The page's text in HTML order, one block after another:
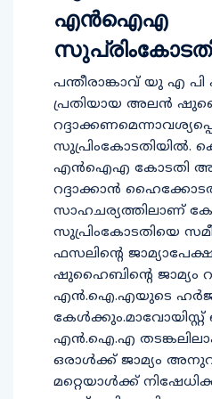
എൻഐഎ
പന്തീരാങ്കാവ് യു എ
പ്രതിയായ അലൻ
സുപ്രിംകോടതിയിൽ.
എൻഐഎ കോടതി
റദ്ദാക്കാൻ
സാഹചര്യത്തിലാണ്
സുപ്രിംകോടതിയെ
ഫസലിന്റെ
ഷുഹൈബിന്റെ ജാമ്യം
എൻ.ഐ.എയുടെ
എന്‍.ഐ.എ
ഒരാള്‍ക്ക് ജാമ്യം
മറ്റെയാള്‍ക്ക്